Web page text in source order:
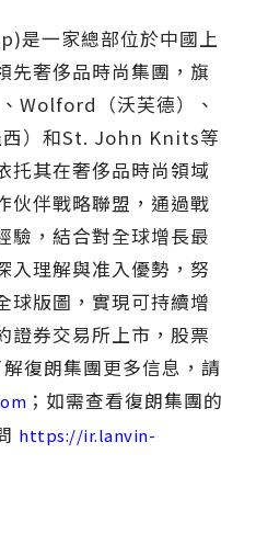
是一家總部位於中國上
先奢侈品時尚集團，旗
Wolford（沃芙德）、
）和St. John Knits等
托其在奢侈品時尚領域
伙伴戰略聯盟，通過戰
驗，結合對全球增長最
入理解與准入優勢，努
球版圖，實現可持續增
證券交易所上市，股票
復朗集團更多信息，請
；如需查看復朗集團的
https://ir.lanvin-